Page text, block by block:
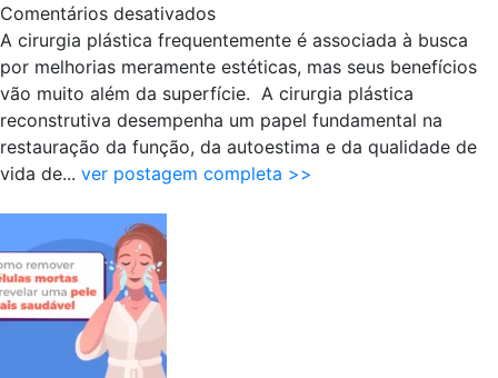
Comentários desativadosem
O
poder
da
plástica
reconstrutiva
A cirurgia plástica frequentemente é associada à busca
por melhorias meramente estéticas, mas seus benefícios
vão muito além da superfície. A cirurgia plástica
reconstrutiva desempenha um papel fundamental na
restauração da função, da autoestima e da qualidade de
vida de... ver postagem completa >>